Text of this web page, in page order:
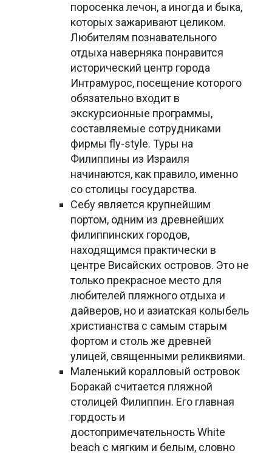
поросенка лечон, а иногда и быка,
которых зажаривают целиком.
Любителям познавательного
отдыха наверняка понравится
исторический центр города
Интрамурос, посещение которого
обязательно входит в
экскурсионные программы,
составляемые сотрудниками
фирмы fly-style. Туры на
Филиппины из Израиля
начинаются, как правило, именно
со столицы государства.
Себу является крупнейшим
портом, одним из древнейших
филиппинских городов,
находящимся практически в
центре Висайских островов. Это не
только прекрасное место для
любителей пляжного отдыха и
дайверов, но и азиатская колыбель
христианства с самым старым
фортом и столь же древней
улицей, священными реликвиями.
Маленький коралловый островок
Боракай считается пляжной
столицей Филиппин. Его главная
гордость и
достопримечательность White
beach с мягким и белым, словно